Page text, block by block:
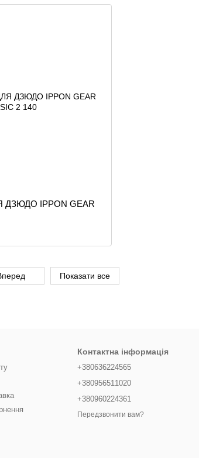
ДЗЮДО IPPON GEAR
Показати все
Контактна інформація
+380636224565
+380956511020
+380960224361
Передзвонити вам?